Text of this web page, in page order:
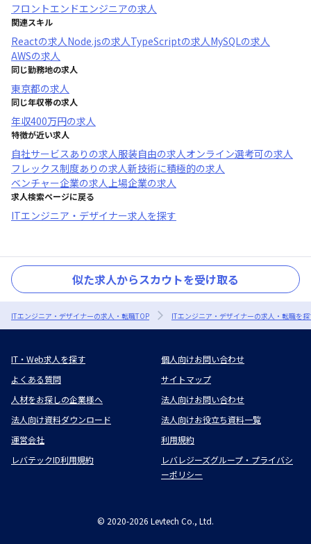
フロントエンドエンジニアの求人
関連スキル
Reactの求人Node.jsの求人TypeScriptの求人MySQLの求人
AWSの求人
同じ勤務地の求人
東京都の求人
同じ年収帯の求人
年収400万円の求人
特徴が近い求人
自社サービスあり の求人服装自由の求人オンライン選考可の求人
フレックス制度あり の求人新技術に積極的の求人
ベンチャー企業の求人上場企業の求人
求人検索ページに戻る
ITエンジニア・デザイナー求人を探す
似た求人からスカウトを受け取る
ITエンジニア・デザイナーの求人・転職TOP ITエンジニア・デザイナーの求人・転職を
IT・Web求人を探す
個人向けお問い合わせ
よくある質問
サイトマップ
人材をお探しの企業様へ
法人向けお問い合わせ
法人向け資料ダウンロード
法人向けお役立ち資料一覧
運営会社
利用規約
レバテックID利用規約
レバレジーズグループ・プライバシ
ーポリシー
© 2020-2026 Levtech Co., Ltd.